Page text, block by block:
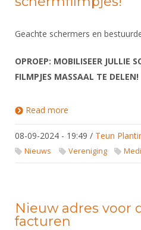
Geachte schermers en
OPROEP: MOBILISEER JULLIE
FILMPJES MASSAAL TE DELEN!
Read more
08-09-2024 - 19:49 / Teun
Nieuws Vereniging
Nieuw adres voor
facturen